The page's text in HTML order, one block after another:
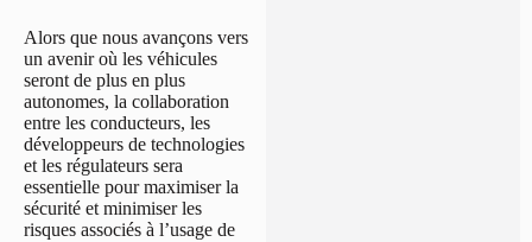
Alors que nous avançons vers
un avenir où les véhicules
seront de plus en plus
autonomes, la collaboration
entre les conducteurs, les
développeurs de technologies
et les régulateurs sera
essentielle pour maximiser la
sécurité et minimiser les
risques associés à l’usage de